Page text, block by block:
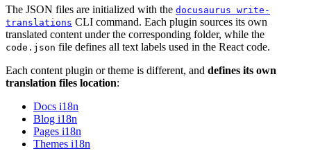
The JSON files are initialized with the docusaurus write-
translations CLI command. Each plugin sources its own
translated content under the corresponding folder, while the
code.json file defines all text labels used in the React code.
Each content plugin or theme is different, and defines its own
translation files location:
Docs i18n
Blog i18n
Pages i18n
Themes i18n